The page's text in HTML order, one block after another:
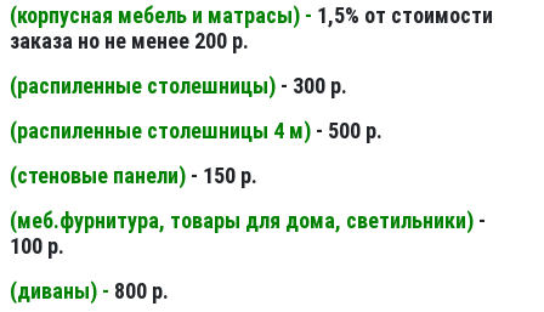
(корпусная мебель и матрасы) - 1,5% от стоимости
заказа но не менее 200 р.
(распиленные столешницы) - 300 р.
(распиленные столешницы 4 м) - 500 р.
(стеновые панели) - 150 р.
(меб.фурнитура, товары для дома, светильники) -
100 р.
(диваны) - 800 р.